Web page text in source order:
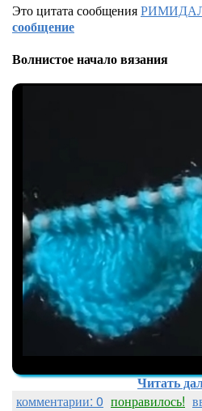
Это цитата сообщения
сообщение
Волнистое начало вязания
Читать
комментарии: 0 понравилось!